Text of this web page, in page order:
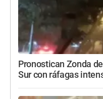
Pronostican Zonda
Sur con ráfagas